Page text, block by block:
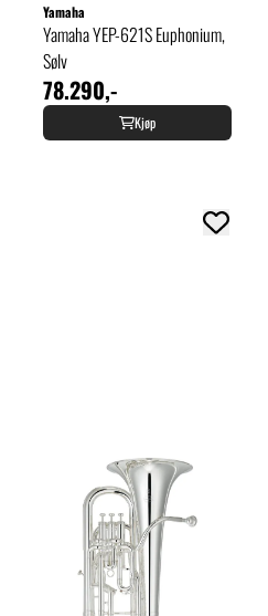
Yamaha
Yamaha YEP-621S Euphonium,
Sølv
78.290,-
Kjøp